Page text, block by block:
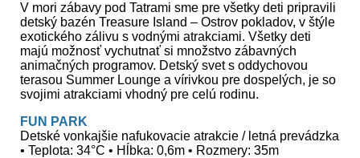
V mori zábavy pod Tatrami sme pre všetky deti pripravili
detský bazén Treasure Island – Ostrov pokladov, v štýle
exotického zálivu s vodnými atrakciami. Všetky deti
majú možnosť vychutnať si množstvo zábavných
animačných programov. Detský svet s oddychovou
terasou Summer Lounge a vírivkou pre dospelých, je so
svojimi atrakciami vhodný pre celú rodinu.
FUN PARK
Detské vonkajšie nafukovacie atrakcie / letná prevádzka
• Teplota: 34°C • Hĺbka: 0,6m • Rozmery: 35m